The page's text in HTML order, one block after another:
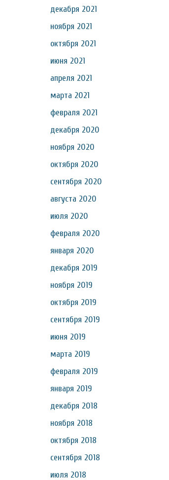
декабря 2021
ноября 2021
октября 2021
июня 2021
апреля 2021
марта 2021
февраля 2021
декабря 2020
ноября 2020
октября 2020
сентября 2020
августа 2020
июля 2020
февраля 2020
января 2020
декабря 2019
ноября 2019
октября 2019
сентября 2019
июня 2019
марта 2019
февраля 2019
января 2019
декабря 2018
ноября 2018
октября 2018
сентября 2018
июля 2018